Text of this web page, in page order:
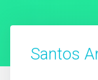
Santos